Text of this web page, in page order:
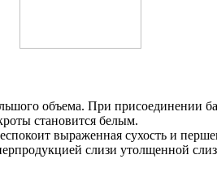
объема. При присоединении
становится белым.
выраженная сухость и
слизи утолщенной